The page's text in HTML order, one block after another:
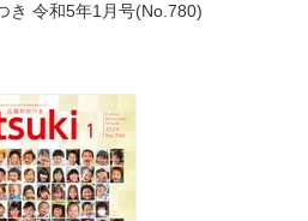
き 令和5年1月号(No.780)